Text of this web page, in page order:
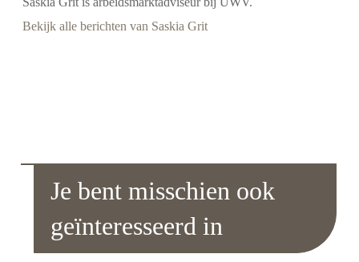
Bekijk alle berichten van Saskia Grit
Je bent misschien ook
geïnteresseerd in